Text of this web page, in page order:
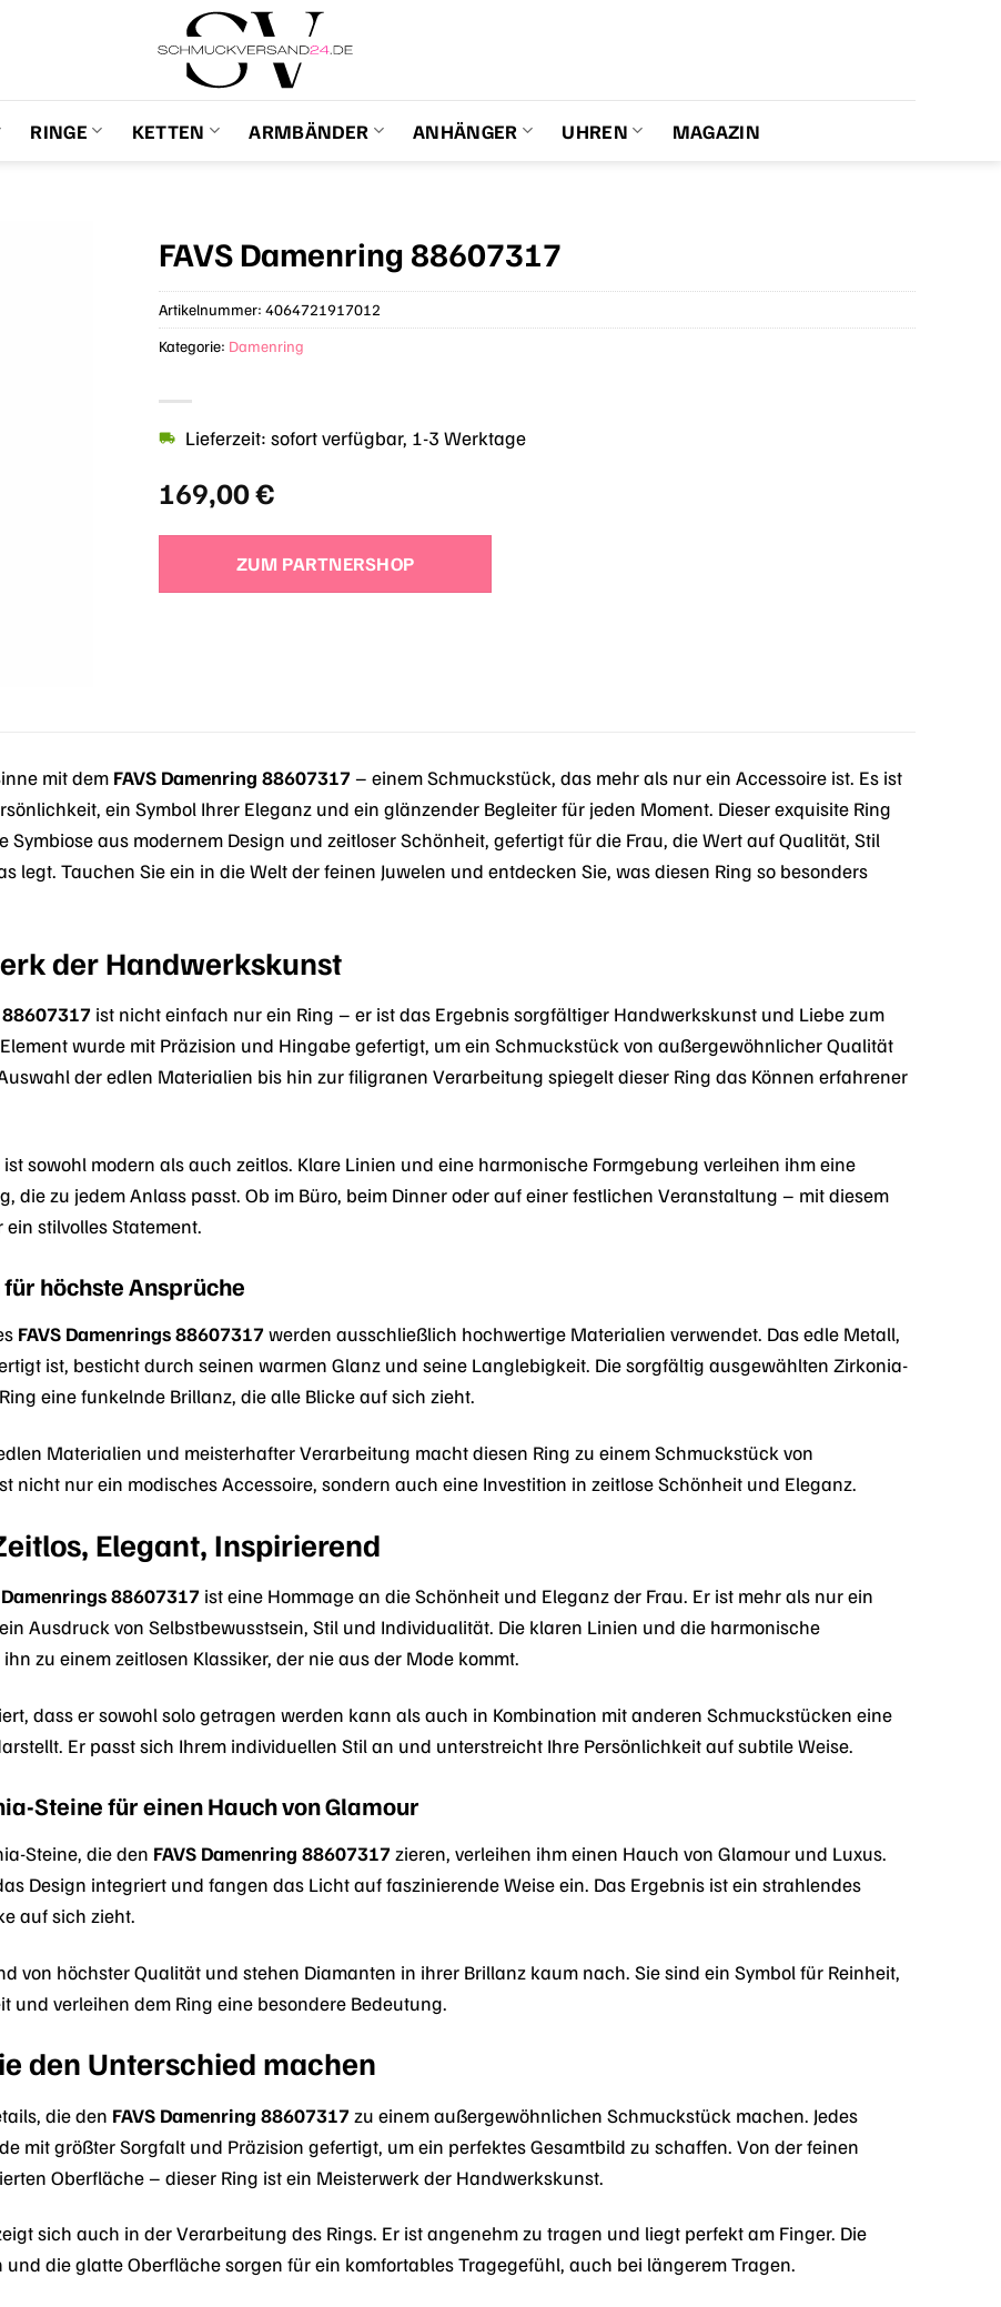
RINGE KETTEN ARMBÄNDER ANHÄNGER UHREN MAGAZIN
FAVS Damenring 88607317
169,00€
Lieferzeit: sofort verfügbar, 1-3 Werktage
ZUM PARTNERSHOP
Artikelnummer:4064721917012
Kategorie: Damenring
mit dem FAVS Damenring 88607317– einem Schmuckstück, das mehr als nur ein Accessoire ist. Es ist
ein Symbol Ihrer Eleganz und ein glänzender Begleiter für jeden Moment. Dieser exquisite Ring
Symbiose aus modernem Design und zeitloser Schönheit, gefertigt für die Frau, die Wert auf Qualität, Stil
legt. Tauchen Sie ein in die Welt der feinen Juwelen und entdecken Sie, was diesen Ring so besonders
der Handwerkskunst
88607317 ist nicht einfach nur ein Ring – er ist das Ergebnis sorgfältiger Handwerkskunst und Liebe zum
Element wurde mit Präzision und Hingabe gefertigt, um ein Schmuckstück von außergewöhnlicher Qualität
der edlen Materialien bis hin zur filigranen Verarbeitung spiegelt dieser Ring das Können erfahrener
ist sowohl modern als auch zeitlos. Klare Linien und eine harmonische Formgebung verleihen ihm eine
die zu jedem Anlass passt. Ob im Büro, beim Dinner oder auf einer festlichen Veranstaltung – mit diesem
ein stilvolles Statement.
höchste Ansprüche
FAVS Damenrings 88607317werden ausschließlich hochwertige Materialien verwendet. Das edle Metall,
ist, besticht durch seinen warmen Glanz und seine Langlebigkeit. Die sorgfältig ausgewählten Zirkonia-
eine funkelnde Brillanz, die alle Blicke auf sich zieht.
Materialien und meisterhafter Verarbeitung macht diesen Ring zu einem Schmuckstück von
nicht nur ein modisches Accessoire, sondern auch eine Investition in zeitlose Schönheit und Eleganz.
Elegant, Inspirierend
Damenrings 88607317 ist eine Hommage an die Schönheit und Eleganz der Frau. Er ist mehr als nur ein
Ausdruck von Selbstbewusstsein, Stil und Individualität. Die klaren Linien und die harmonische
zu einem zeitlosen Klassiker, der nie aus der Mode kommt.
dass er sowohl solo getragen werden kann als auch in Kombination mit anderen Schmuckstücken eine
Er passt sich Ihrem individuellen Stil an und unterstreicht Ihre Persönlichkeit auf subtile Weise.
Steine für einen Hauch von Glamour
Steine, die den FAVS Damenring 88607317zieren, verleihen ihm einen Hauch von Glamour und Luxus.
Design integriert und fangen das Licht auf faszinierende Weise ein. Das Ergebnis ist ein strahlendes
auf sich zieht.
von höchster Qualität und stehen Diamanten in ihrer Brillanz kaum nach. Sie sind ein Symbol für Reinheit,
und verleihen dem Ring eine besondere Bedeutung.
den Unterschied machen
die den FAVS Damenring 88607317zu einem außergewöhnlichen Schmuckstück machen. Jedes
mit größter Sorgfalt und Präzision gefertigt, um ein perfektes Gesamtbild zu schaffen. Von der feinen
Oberfläche – dieser Ring ist ein Meisterwerk der Handwerkskunst.
sich auch in der Verarbeitung des Rings. Er ist angenehm zu tragen und liegt perfekt am Finger. Die
die glatte Oberfläche sorgen für ein komfortables Tragegefühl, auch bei längerem Tragen.